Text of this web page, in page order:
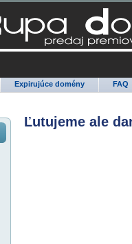
Expirujúce domény FAQ
Ľutujeme ale